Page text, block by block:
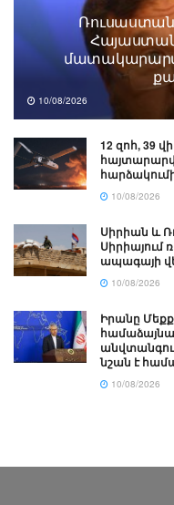
10/08/2026
12 զոհ, 39
10/08/2026
Սիրիան և
ապագայի
10/08/2026
Իրանը
նշան է
10/08/2026